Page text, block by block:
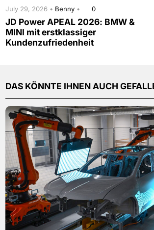
July 29, 2026 • Benny • 0
JD Power APEAL 2026: BMW &
MINI mit erstklassiger
Kundenzufriedenheit
DAS KÖNNTE IHNEN AUCH